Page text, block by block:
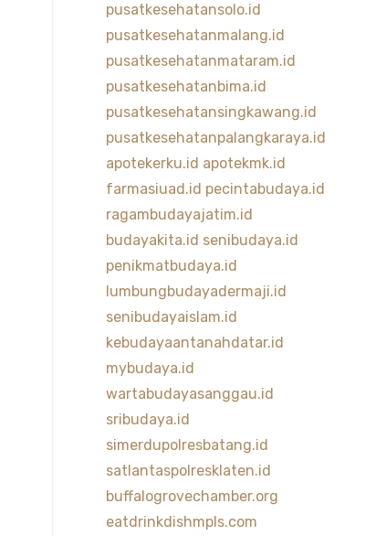
pusatkesehatansolo.id
pusatkesehatanmalang.id
pusatkesehatanmataram.id
pusatkesehatanbima.id
pusatkesehatansingkawang.id
pusatkesehatanpalangkaraya.id
apotekerku.id apotekmk.id
farmasiuad.id pecintabudaya.id
ragambudayajatim.id
budayakita.id senibudaya.id
penikmatbudaya.id
lumbungbudayadermaji.id
senibudayaislam.id
kebudayaantanahdatar.id
mybudaya.id
wartabudayasanggau.id
sribudaya.id
simerdupolresbatang.id
satlantaspolresklaten.id
buffalogrovechamber.org
eatdrinkdishmpls.com